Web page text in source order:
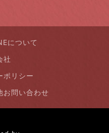
について
社
ポリシー
お問い合わせ